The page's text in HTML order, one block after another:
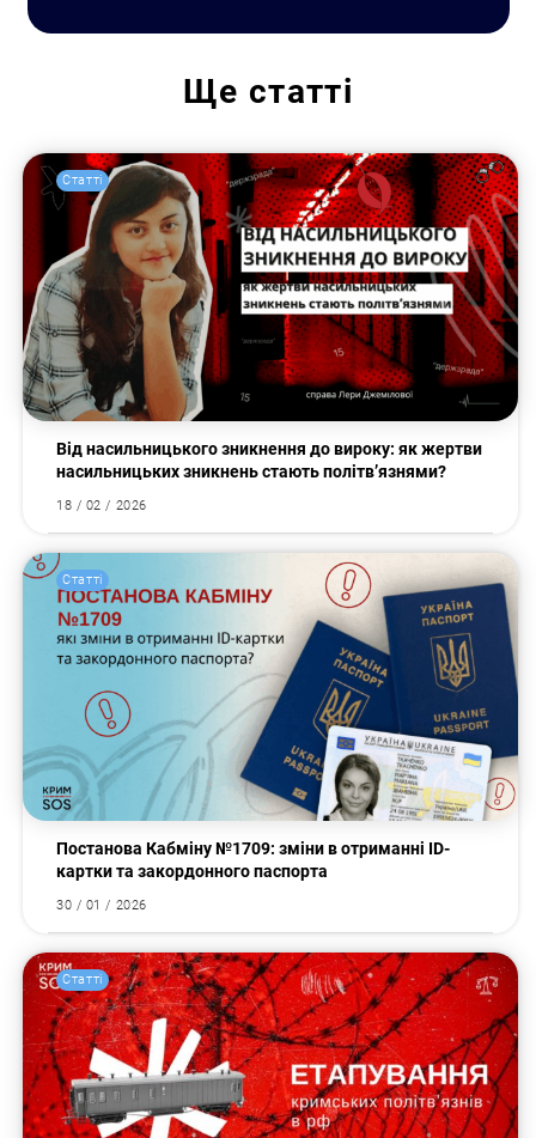
Ще статті
Статті
Від насильницького зникнення до вироку: як жертви
насильницьких зникнень стають політв’язнями?
18 / 02 / 2026
Статті
Постанова Кабміну №1709: зміни в отриманні ID-
картки та закордонного паспорта
30 / 01 / 2026
Статті